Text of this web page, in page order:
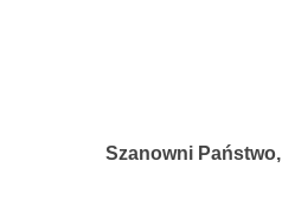
Szanowni Państwo,